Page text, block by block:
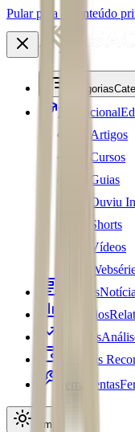
Pular para o conteúdo
Categorias
Educacional
Artigos
Cursos
Guias
Ouviu
Shorts
Vídeos
Notícias
Relatórios
Análises
Carteiras
Ferramentas
Tema